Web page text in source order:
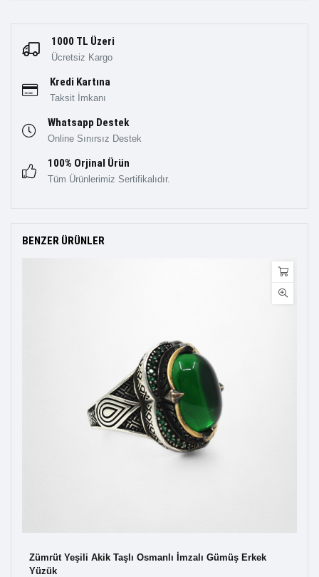
1000 TL Üzeri
Ücretsiz Kargo
Kredi Kartına
Taksit İmkanı
Whatsapp Destek
Online Sınırsız Destek
100% Orjinal Ürün
Tüm Ürünlerimiz Sertifikalıdır.
BENZER ÜRÜNLER
Zümrüt Yeşili Akik Taşlı Osmanlı İmzalı Gümüş Erkek
Yüzük